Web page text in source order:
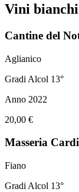
Vini
Cantine del
Aglianico
Gradi Alcol 13°
Anno 2022
20,00 €
Masseria
Fiano
Gradi Alcol 13°